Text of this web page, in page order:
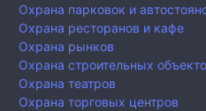
Охрана парковок и
Охрана ресторанов и кафе
Охрана рынков
Охрана строительных
Охрана театров
Охрана торговых центров